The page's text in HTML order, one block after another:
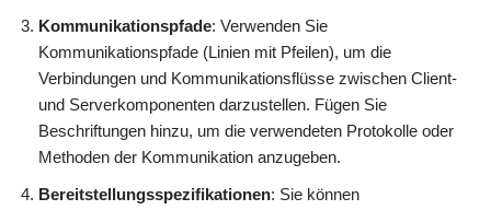
Kommunikationspfade: Verwenden Sie
Kommunikationspfade (Linien mit Pfeilen), um die
Verbindungen und Kommunikationsflüsse zwischen Client-
und Serverkomponenten darzustellen. Fügen Sie
Beschriftungen hinzu, um die verwendeten Protokolle oder
Methoden der Kommunikation anzugeben.
Bereitstellungsspezifikationen: Sie können